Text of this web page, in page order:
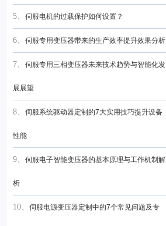
5、 伺服电机的过载保护如何设置？
6、 伺服专用变压器带来的生产效率提升效果分析
7、 伺服专用三相变压器未来技术趋势与智能化发
展展望
8、 伺服系统驱动器定制的7大实用技巧提升设备
性能
9、 伺服电子智能变压器的基本原理与工作机制解
析
10、 伺服电源变压器定制中的7个常见问题及专